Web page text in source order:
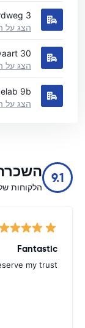
3
הצג על
30
הצג על
9b
הצג על
9.1
הלקוחות שלנו
Fantastic
my trust